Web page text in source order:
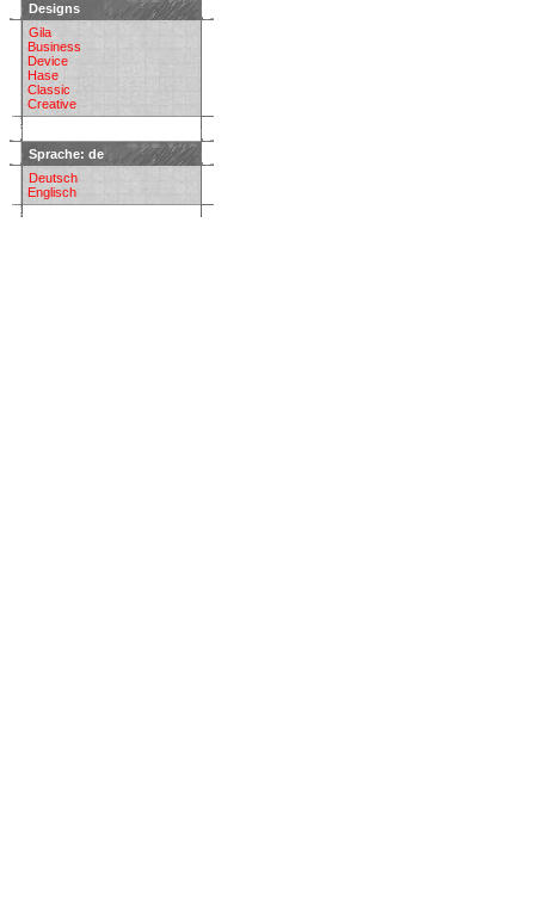
Designs
Gila
Business
Device
Hase
Classic
Creative
Sprache: de
Deutsch
Englisch